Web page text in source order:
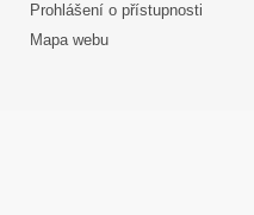
Prohlášení o přístupnosti
Mapa webu